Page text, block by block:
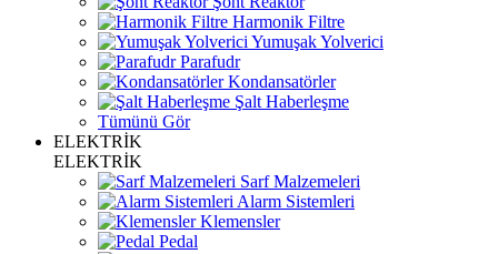
Harmonik Filtre
Yumuşak Yolverici
Parafudr
Kondansatörler
Şalt Haberleşme
Tümünü Gör
ELEKTRİK
ELEKTRİK
Sarf Malzemeleri
Alarm Sistemleri
Klemensler
Pedal